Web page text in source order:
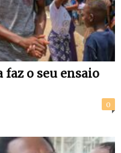
o seu ensaio
0